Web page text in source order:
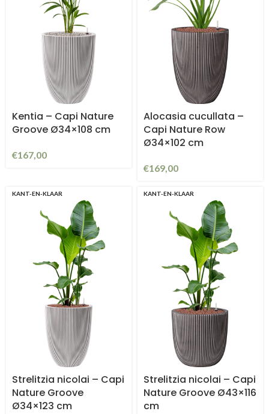
Kentia – Capi Nature
Groove Ø34×108 cm
€167,00
Alocasia cucullata –
Capi Nature Row
Ø34×102 cm
€169,00
KANT-EN-KLAAR
Strelitzia nicolai – Capi
Nature Groove
Ø34×123 cm
KANT-EN-KLAAR
Strelitzia nicolai – Capi
Nature Groove Ø43×116
cm